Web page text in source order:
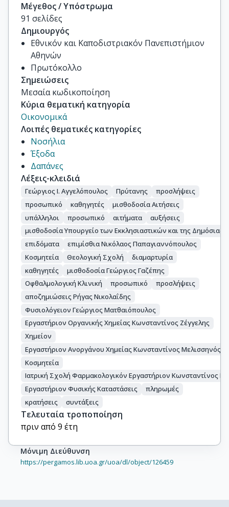
Μέγεθος / Υπόστρωμα
91 σελίδες
Δημιουργός
Εθνικόν και Καποδιστριακόν Πανεπιστήμιον
Αθηνών
Πρωτόκολλο
Σημειώσεις
Μεσαία κωδικοποίηση
Κύρια θεματική κατηγορία
Οικονομικά
Λοιπές θεματικές κατηγορίες
Νοσήλια
Έξοδα
Δαπάνες
Λέξεις-κλειδιά
Γεώργιος Ι. Αγγελόπουλος Πρύτανης
προσλήψεις
προσωπικό
καθηγητές
μισθοδοσία Αιτήσεις
υπάλληλοι
προσωπικό αιτήματα
αυξήσεις
μισθοδοσία Υπουργείο των Εκκλησιαστικών και της Δημόσιας
επιδόματα
επιμίσθια Νικόλαος Παπαγιαννόπουλος
Κοσμητεία
Θεολογική Σχολή
διαμαρτυρία
καθηγητές
μισθοδοσία Γεώργιος Γαζέπης
Οφθαλμολογική Κλινική
προσωπικό
προσλήψεις
αποζημιώσεις Ρήγας Νικολαΐδης
Φυσιολόγειον Γεώργιος Ματθαιόπουλος
Εργαστήριον Οργανικής Χημείας Κωνσταντίνος Ζέγγελης
Χημείον
Εργαστήριον Ανοργάνου Χημείας Κωνσταντίνος Μελισσηνός
Κοσμητεία
Ιατρική Σχολή Φαρμακολογικόν Εργαστήριον Κωνσταντίνος
Εργαστήριον Φυσικής Καταστάσεις
πληρωμές
κρατήσεις
συντάξεις
Τελευταία τροποποίηση
πριν από 9 έτη
Μόνιμη Διεύθυνση
https://pergamos.lib.uoa.gr/uoa/dl/object/126459